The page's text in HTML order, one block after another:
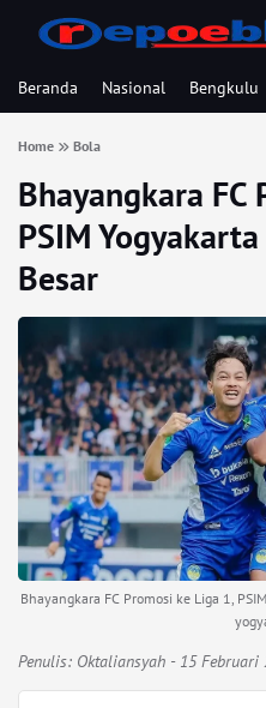
Beranda Nasional Bengkulu
Home Bola
Bhayangkara FC
PSIM
Besar
Bhayangkara FC Promosi ke Liga 1,
Penulis: Oktaliansyah - 15 Februari